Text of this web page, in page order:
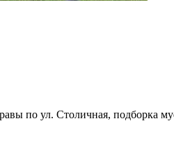
по ул. Столичная, подборка